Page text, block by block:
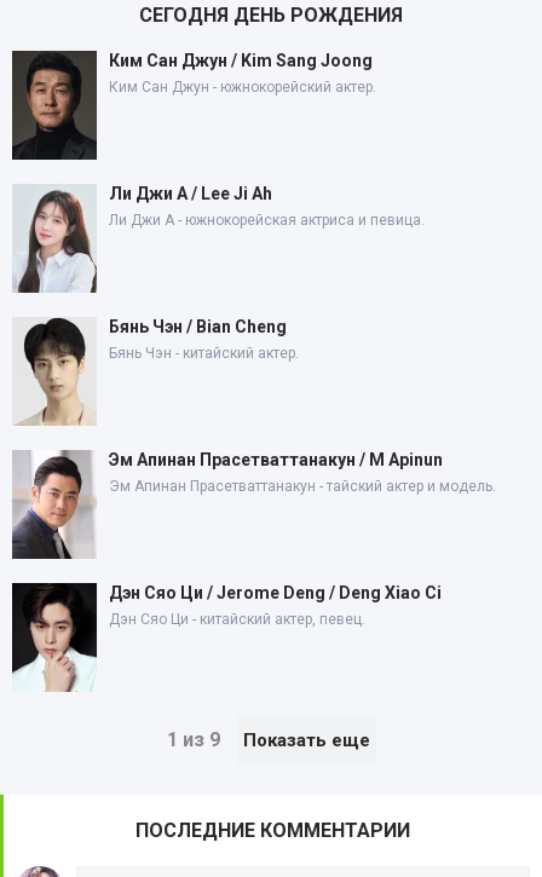
СЕГОДНЯ ДЕНЬ РОЖДЕНИЯ
Ким Сан Джун / Kim Sang Joong
Ким Сан Джун - южнокорейский актер.
Ли Джи А / Lee Ji Ah
Ли Джи А - южнокорейская актриса и певица.
Бянь Чэн / Bian Cheng
Бянь Чэн - китайский актер.
Эм Апинан Прасетваттанакун / M Apinun
Эм Апинан Прасетваттанакун - тайский актер и модель.
Дэн Сяо Ци / Jerome Deng / Deng Xiao Ci
Дэн Сяо Ци - китайский актер, певец.
1 из 9 Показать еще
ПОСЛЕДНИЕ КОММЕНТАРИИ